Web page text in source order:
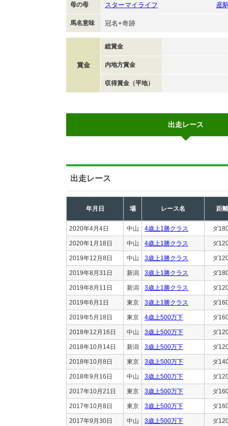
母の母 スターマイライフ 産
馬名意味 冠名+奇跡
賞金
総賞金
内地方賞金
収得賞金（平地）
出走レース
出走レース
年月日 場 レース名 距離
2020年4月4日 中山 4歳上1勝クラス ダ
2020年1月18日 中山 4歳上1勝クラス ダ
2019年12月8日 中山 3歳上1勝クラス ダ
2019年8月31日 新潟 3歳上1勝クラス ダ
2019年8月11日 新潟 3歳上1勝クラス ダ
2019年6月1日 東京 3歳上1勝クラス ダ
2019年5月18日 東京 4歳上500万下 ダ
2018年12月16日 中山 3歳上500万下 ダ
2018年10月14日 新潟 3歳上500万下 ダ
2018年10月8日 東京 3歳上500万下 ダ
2018年9月16日 中山 3歳上500万下 ダ
2017年10月21日 東京 3歳上500万下 ダ
2017年10月8日 東京 3歳上500万下 ダ
2017年9月30日 中山 3歳上500万下 ダ